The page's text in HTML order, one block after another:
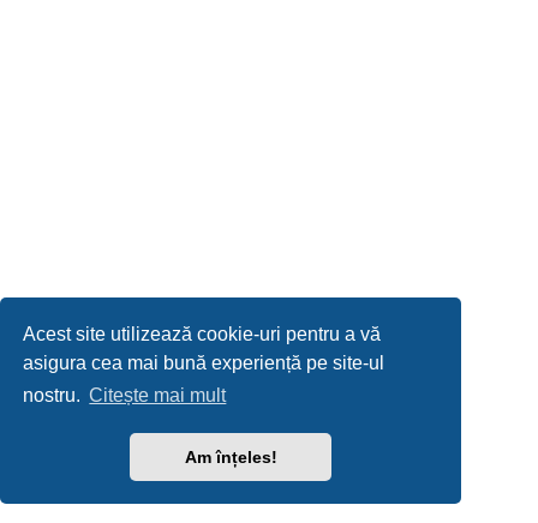
Acest site utilizează cookie-uri pentru a vă
asigura cea mai bună experiență pe site-ul
nostru. Citește mai mult
Am înțeles!